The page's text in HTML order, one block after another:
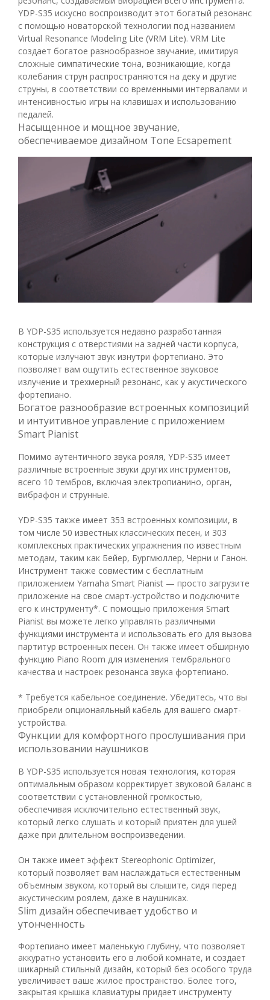
YDP-S35 искусно воспроизводит этот богатый резонанс
с помощью новаторской технологии под названием
Virtual Resonance Modeling Lite (VRM Lite). VRM Lite
создает богатое разнообразное звучание, имитируя
сложные симпатические тона, возникающие, когда
колебания струн распространяются на деку и другие
струны, в соответствии со временными интервалами и
интенсивностью игры на клавишах и использованию
педалей.
Насыщенное и мощное звучание,
обеспечиваемое дизайном Tone Ecsapement
В YDP-S35 используется недавно разработанная
конструкция с отверстиями на задней части корпуса,
которые излучают звук изнутри фортепиано. Это
позволяет вам ощутить естественное звуковое
излучение и трехмерный резонанс, как у акустического
фортепиано.
Богатое разнообразие встроенных композиций
и интуитивное управление с приложением
Smart Pianist
Помимо аутентичного звука рояля, YDP-S35 имеет
различные встроенные звуки других инструментов,
всего 10 тембров, включая электропианино, орган,
вибрафон и струнные.
YDP-S35 также имеет 353 встроенных композиции, в
том числе 50 известных классических песен, и 303
комплексных практических упражнения по известным
методам, таким как Бейер, Бургмюллер, Черни и Ганон.
Инструмент также совместим с бесплатным
приложением Yamaha Smart Pianist — просто загрузите
приложение на свое смарт-устройство и подключите
его к инструменту*. С помощью приложения Smart
Pianist вы можете легко управлять различными
функциями инструмента и использовать его для вызова
партитур встроенных песен. Он также имеет обширную
функцию Piano Room для изменения тембрального
качества и настроек резонанса звука фортепиано.
* Требуется кабельное соединение. Убедитесь, что вы
приобрели опционаяльный кабель для вашего смарт-
устройства.
Функции для комфортного прослушивания при
использовании наушников
В YDP-S35 используется новая технология, которая
оптимальным образом корректирует звуковой баланс в
соответствии с установленной громкостью,
обеспечивая исключительно естественный звук,
который легко слушать и который приятен для ушей
даже при длительном воспроизведении.
Он также имеет эффект Stereophonic Optimizer,
который позволяет вам наслаждаться естественным
объемным звуком, который вы слышите, сидя перед
акустическим роялем, даже в наушниках.
Slim дизайн обеспечивает удобство и
утонченность
Фортепиано имеет маленькую глубину, что позволяет
аккуратно установить его в любой комнате, и создает
шикарный стильный дизайн, который без особого труда
увеличивает ваше жилое пространство. Более того,
закрытая крышка клавиатуры придает инструменту